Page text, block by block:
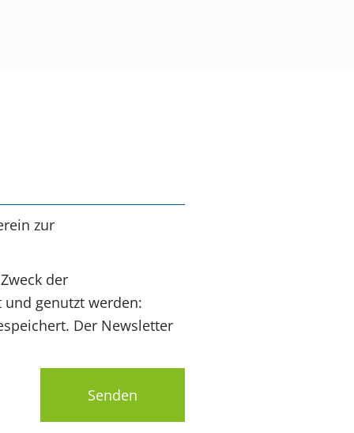
zur
der
genutzt werden:
Der Newsletter
Senden